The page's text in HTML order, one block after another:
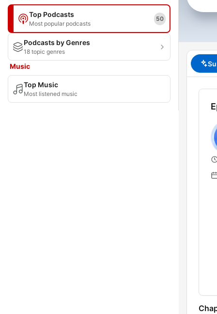
Top Podcasts
Most popular podcasts
50
Podcasts by Genres
18 topic genres
Music
Top Music
Most listened music